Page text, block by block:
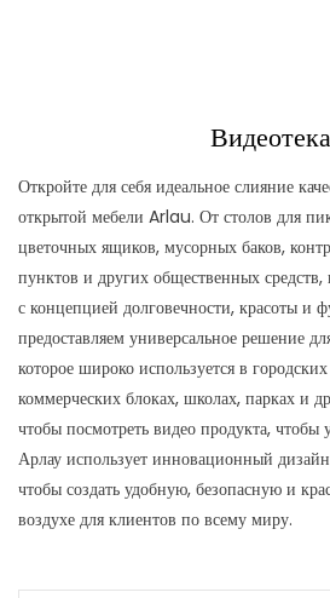
Видеотека
Откройте для себя идеальное слияние
открытой мебели Arlau. От столов для
цветочных ящиков, мусорных баков,
пунктов и других общественных
с концепцией долговечности, красоты и
предоставляем универсальное решение
которое широко используется в
коммерческих блоках, школах, парках и
чтобы посмотреть видео продукта, чтобы
Арлау использует инновационный
чтобы создать удобную, безопасную и
воздухе для клиентов по всему миру.